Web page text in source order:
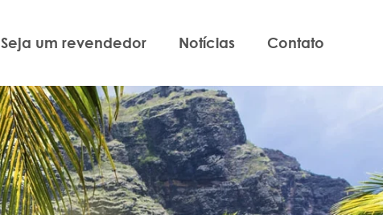
Seja um revendedor Notícias Contato